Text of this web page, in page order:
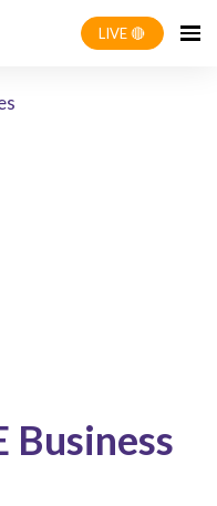
LIVE 🔴
Business